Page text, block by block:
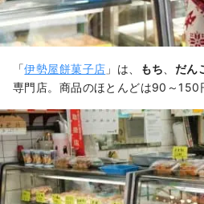
「伊勢屋餅菓子店 」は、 もち だん
専門店。商品のほとんどは90～150